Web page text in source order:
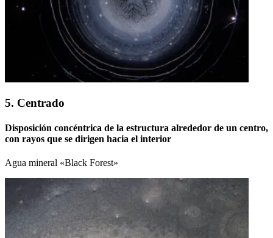
5. Centrado
Disposición concéntrica de la estructura alrededor de un centro,
con rayos que se dirigen hacia el interior
Agua mineral «Black Forest»